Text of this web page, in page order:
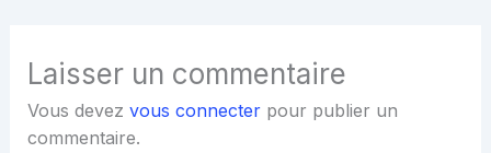
Laisser un commentaire
Vous devez vous connecterpour publier un
commentaire.